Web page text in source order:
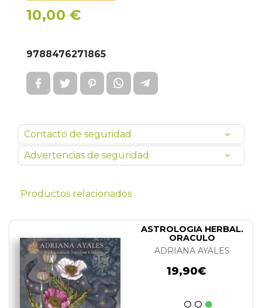
10,00 €
9788476271865
Contacto de seguridad
Advertencias de seguridad
Productos relacionados
ASTROLOGIA HERBAL.
ORACULO
ADRIANA AYALES
19,90€